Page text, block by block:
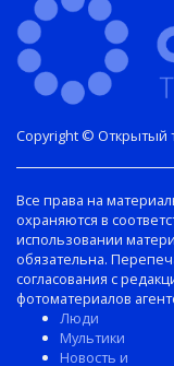
Все права на
охраняются в
использовании
обязательна.
согласования с
фотоматериалов
Люди
Мультики
Новость и